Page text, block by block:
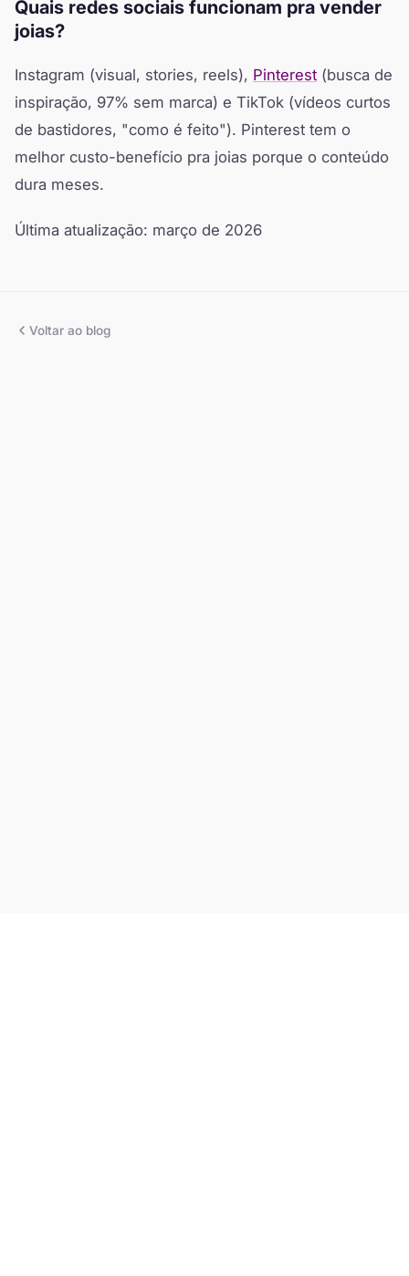
Quais redes sociais funcionam pra vender
joias?
Instagram (visual, stories, reels), Pinterest (busca de
inspiração, 97% sem marca) e TikTok (vídeos curtos
de bastidores, "como é feito"). Pinterest tem o
melhor custo-benefício pra joias porque o conteúdo
dura meses.
Última atualização: março de 2026
Voltar ao blog